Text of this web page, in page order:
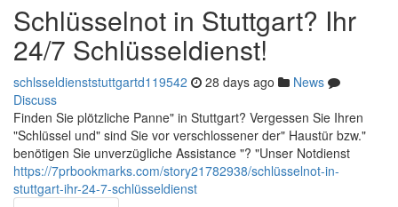
Schlüsselnot in Stuttgart? Ihr
24/7 Schlüsseldienst!
schlsseldienststuttgartd119542 28 days ago
News
Discuss
Finden Sie plötzliche Panne" in Stuttgart? Vergessen Sie Ihren
"Schlüssel und" sind Sie vor verschlossener der" Haustür bzw."
benötigen Sie unverzügliche Assistance "? "Unser Notdienst
https://7prbookmarks.com/story21782938/schlüsselnot-in-
stuttgart-ihr-24-7-schlüsseldienst